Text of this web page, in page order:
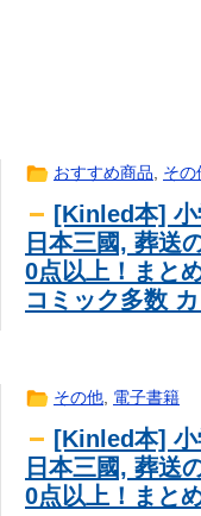
キ組みたいのに
長友佑都の“挨拶”、ス
勝するんだ」日本代表
カ人もポット1争いに熱
坂道vsカワラボvsスタダ
弾幕STG『カラドリウ
手に停めた車がバチバチ
】
に衝撃 若き主将が死
った」
未だにあくびの対策がよ
ウマドッグの大きさのイ
1人でチームを勝たせられ
おすすめ商品, その
[Kinled本] 小
日本三國, 葬送
0点以上！まと
コミック多数
その他, 電子書籍
[Kinled本] 小
日本三國, 葬送
0点以上！まと